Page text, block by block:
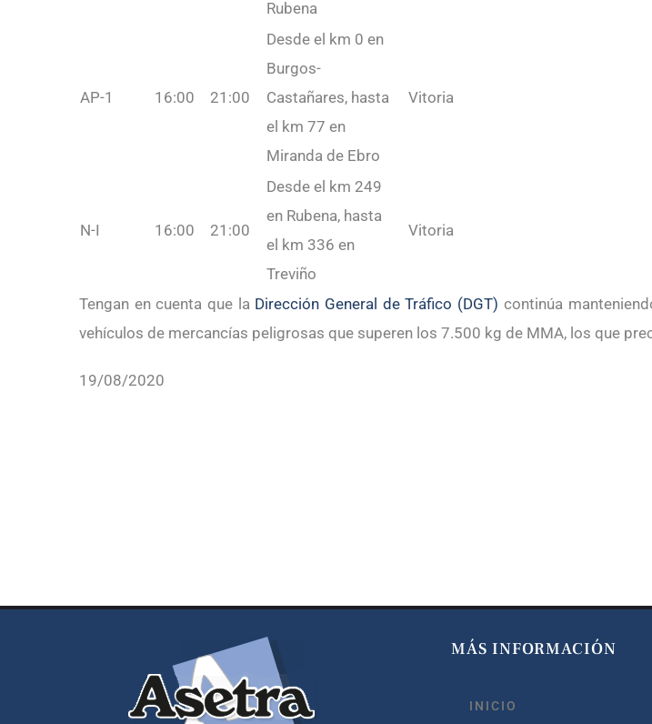
Rubena
AP-1 16:00 21:00
Desde el km 0 en
Burgos-
Castañares, hasta
el km 77 en
Miranda de Ebro
Vitoria
N-I 16:00 21:00
Desde el km 249
en Rubena, hasta
el km 336 en
Treviño
Vitoria
Tengan en cuenta que la Dirección General de Tráfico (DGT) continúa
vehículos de mercancías peligrosas que superen los 7.500 kg de MMA, los que
19/08/2020
MÁS INFORMACIÓN
INICIO